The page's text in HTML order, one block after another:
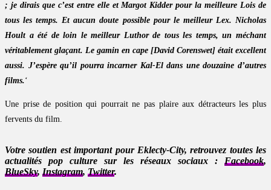
; je dirais que c’est entre elle et Margot Kidder pour la meilleure Lois de
tous les temps. Et aucun doute possible pour le meilleur Lex. Nicholas
Hoult a été de loin le meilleur Luthor de tous les temps, un méchant
véritablement glaçant. Le gamin en cape [David Corenswet] était excellent
aussi. J’espère qu’il pourra incarner Kal-El dans une douzaine d’autres
films.‘
Une prise de position qui pourrait ne pas plaire aux détracteurs les plus
fervents du film.
Votre soutien est important pour Eklecty-City, retrouvez toutes les
actualités pop culture sur les réseaux sociaux : Facebook,
BlueSky, Instagram, Twitter.